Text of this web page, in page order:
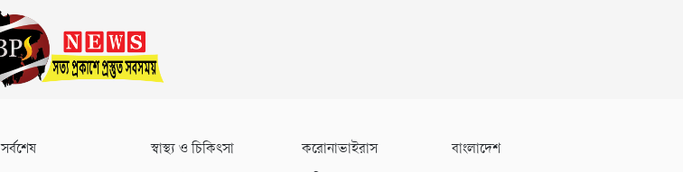
সর্বশেষ স্বাস্থ্য ও চিকিৎসা করোনাভাইরাস
বাংলাদেশ